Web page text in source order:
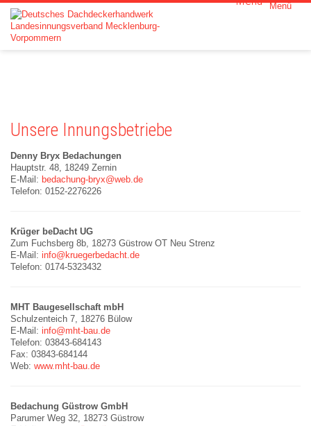
Unsere Innungsbetriebe
Denny Bryx Bedachungen
Hauptstr. 48, 18249 Zernin
E-Mail: bedachung-bryx@web.de
Telefon: 0152-2276226
Krüger beDacht UG
Zum Fuchsberg 8b, 18273 Güstrow OT Neu Strenz
E-Mail: info@kruegerbedacht.de
Telefon: 0174-5323432
MHT Baugesellschaft mbH
Schulzenteich 7, 18276 Bülow
E-Mail: info@mht-bau.de
Telefon: 03843-684143
Fax: 03843-684144
Web: www.mht-bau.de
Bedachung Güstrow GmbH
Parumer Weg 32, 18273 Güstrow